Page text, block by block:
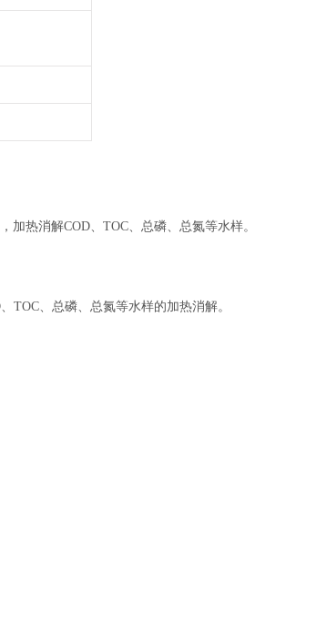
加热消解COD、 TOC、总磷、总氮等水样。
、 TOC、总磷、总氮等水样的加热消解。